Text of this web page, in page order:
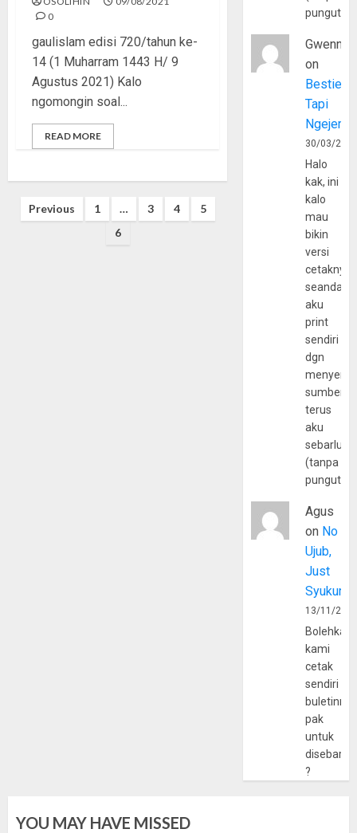
0
gaulislam edisi 720/tahun ke-
14 (1 Muharram 1443 H/ 9
Agustus 2021) Kalo
ngomongin soal...
READ MORE
Posts
Previous 1 … 3 4
5
6
Gwenny
on
Bestie
Tapi
30/03/
Halo
kak, ini
kalo
mau
bikin
versi
cetaknya
aku
print
sendiri
dgn
sumber
terus
aku
(tanpa
Agus
on No
Ujub,
Just
Syukur
13/11/
Bolehkah
kami
cetak
sendiri
pak
untuk
?
YOU MAY HAVE MISSED